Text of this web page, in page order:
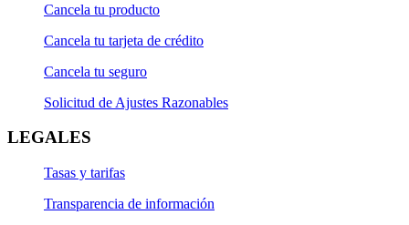
Cancela tu producto
Cancela tu tarjeta de crédito
Cancela tu seguro
Solicitud de Ajustes Razonables
LEGALES
Tasas y tarifas
Transparencia de información